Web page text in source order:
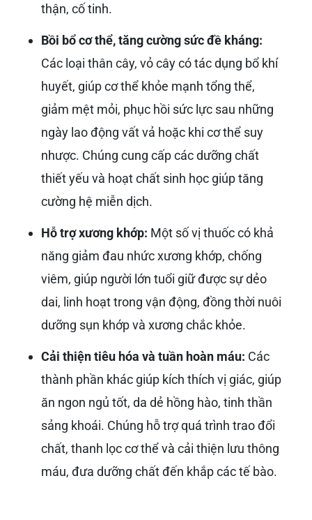
thận, cố tinh.
Bồi bổ cơ thể, tăng cường sức đề kháng:
Các loại thân cây, vỏ cây có tác dụng bổ khí
huyết, giúp cơ thể khỏe mạnh tổng thể,
giảm mệt mỏi, phục hồi sức lực sau những
ngày lao động vất vả hoặc khi cơ thể suy
nhược. Chúng cung cấp các dưỡng chất
thiết yếu và hoạt chất sinh học giúp tăng
cường hệ miễn dịch.
Hỗ trợ xương khớp: Một số vị thuốc có khả
năng giảm đau nhức xương khớp, chống
viêm, giúp người lớn tuổi giữ được sự dẻo
dai, linh hoạt trong vận động, đồng thời nuôi
dưỡng sụn khớp và xương chắc khỏe.
Cải thiện tiêu hóa và tuần hoàn máu: Các
thành phần khác giúp kích thích vị giác, giúp
ăn ngon ngủ tốt, da dẻ hồng hào, tinh thần
sảng khoái. Chúng hỗ trợ quá trình trao đổi
chất, thanh lọc cơ thể và cải thiện lưu thông
máu, đưa dưỡng chất đến khắp các tế bào.